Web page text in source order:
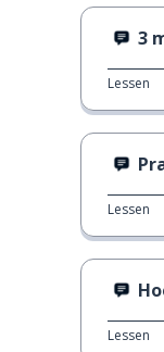
3
Lessen
Lessen
Lessen